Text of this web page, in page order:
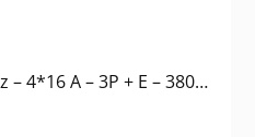
4*16 A – 3P + E – 380…